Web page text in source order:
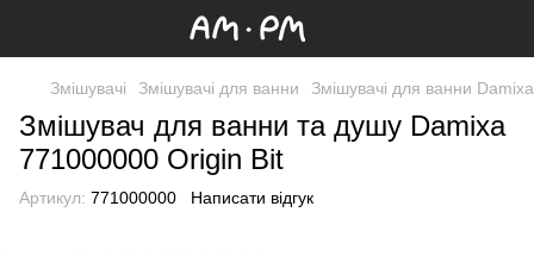
Змішувачі Змішувачі для ванни Змішувачі для ванни Damixa
Змішувач для ванни та душу Damixa
771000000 Origin Bit
Артикул: 771000000 Написати відгук